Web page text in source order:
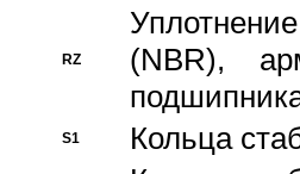
RZ
(NBR),
S1 Кольца